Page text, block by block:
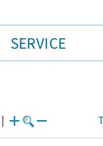
SERVICE
|